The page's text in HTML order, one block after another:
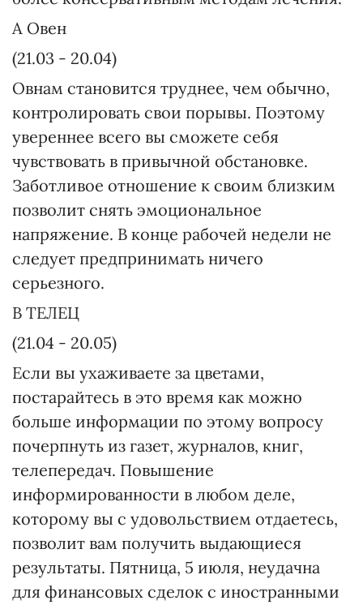
A Овен
(21.03 - 20.04)
Овнам становится труднее, чем обычно,
контролировать свои порывы. Поэтому
увереннее всего вы сможете себя
чувствовать в привычной обстановке.
Заботливое отношение к своим близким
позволит снять эмоциональное
напряжение. В конце рабочей недели не
следует предпринимать ничего
серьезного.
B ТЕЛЕЦ
(21.04 - 20.05)
Если вы ухаживаете за цветами,
постарайтесь в это время как можно
больше информации по этому вопросу
почерпнуть из газет, журналов, книг,
телепередач. Повышение
информированности в любом деле,
которому вы с удовольствием отдаетесь,
позволит вам получить выдающиеся
результаты. Пятница, 5 июля, неудачна
для финансовых сделок с иностранными